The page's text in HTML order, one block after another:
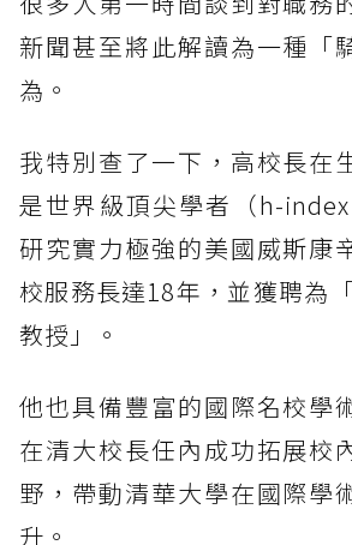
新聞甚至將此解讀為一種「
為。
我特別查了一下，高校長在
是世界級頂尖學者（h-
研究實力極強的美國威斯康
校服務長達18年，並獲聘為
教授」。
他也具備豐富的國際名校學
在清大校長任內成功拓展校
野，帶動清華大學在國際學
升。